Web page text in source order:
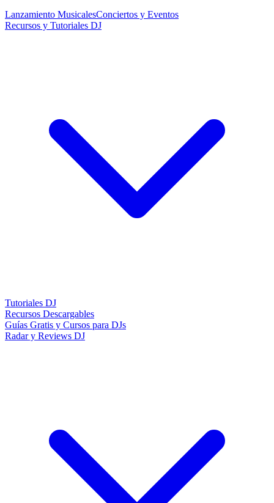
Lanzamiento MusicalesConciertos y Eventos
Recursos y Tutoriales DJ
Tutoriales DJ
Recursos Descargables
Guías Gratis y Cursos para DJs
Radar y Reviews DJ